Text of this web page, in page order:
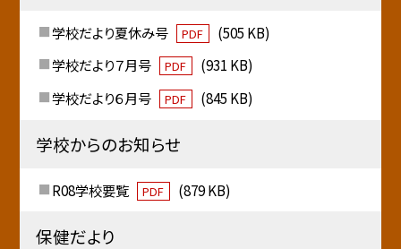
学校だより夏休み号 PDF
(505 KB)
学校だより７月号
PDF
(931 KB)
学校だより６月号
PDF (845 KB)
学校からのお知らせ
R08学校要覧 PDF (879 KB)
保健だより